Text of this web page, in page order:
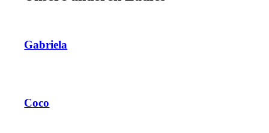
Gabriela
Coco